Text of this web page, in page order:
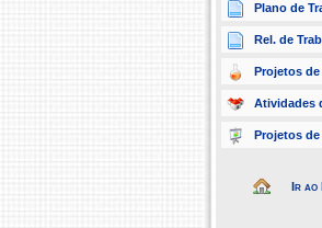
Plano de
Rel. de
Projetos
Atividades
Projetos
Ir ao